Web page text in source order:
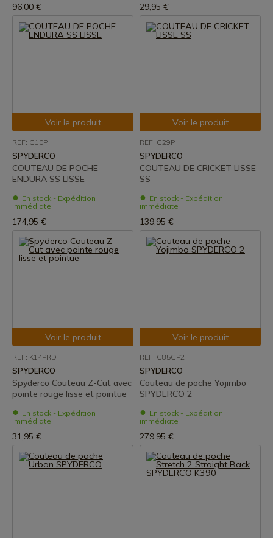
96,00 € 29,95 €
Voir le produit
REF: C10P
SPYDERCO
COUTEAU DE POCHE
ENDURA SS LISSE
En stock - Expédition
immédiate
174,95 €
Voir le produit
REF: C29P
SPYDERCO
COUTEAU DE CRICKET LISSE
SS
En stock - Expédition
immédiate
139,95 €
Voir le produit
REF: K14PRD
SPYDERCO
Spyderco Couteau Z-Cut avec
pointe rouge lisse et pointue
En stock - Expédition
immédiate
31,95 €
Voir le produit
REF: C85GP2
SPYDERCO
Couteau de poche Yojimbo
SPYDERCO 2
En stock - Expédition
immédiate
279,95 €